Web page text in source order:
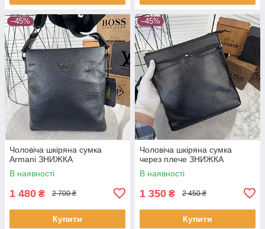
–45%
Чоловіча шкіряна сумка
Armani ЗНИЖКА
В наявності
1 480 ₴ 2 700 ₴
Купити
–45%
Чоловіча шкіряна сумка
через плече ЗНИЖКА
В наявності
1 350 ₴ 2 450 ₴
Купити